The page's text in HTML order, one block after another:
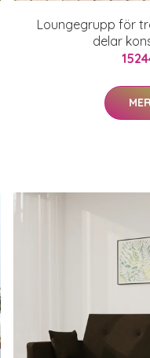
Loungegrupp för
delar